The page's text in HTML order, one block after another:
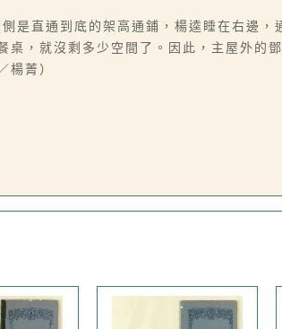
是直通到底的架高通鋪，楊逵睡在右邊
，就沒剩多少空間了。因此，主屋外的
楊菁）